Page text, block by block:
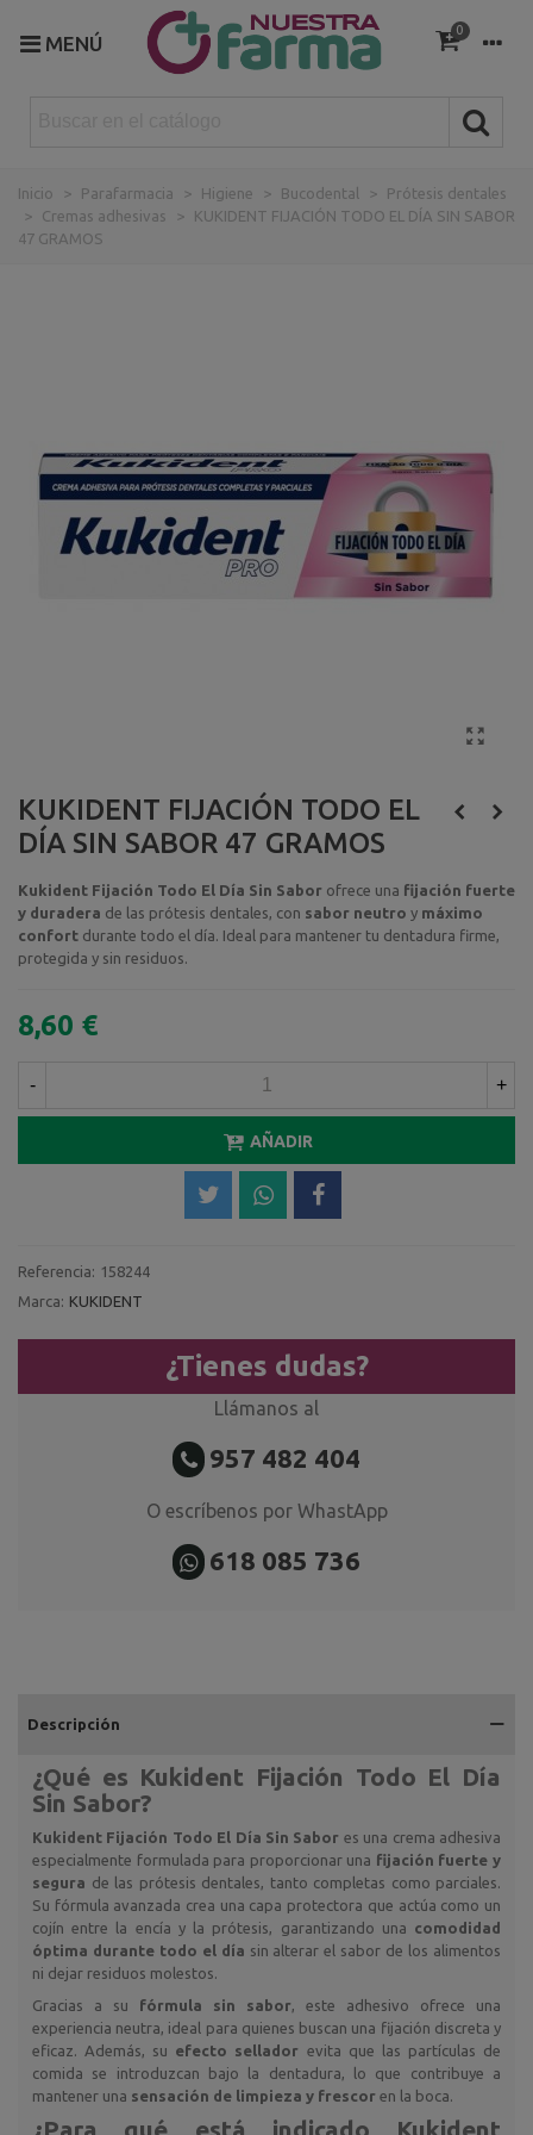
MENÚ
0
Inicio > Parafarmacia > Higiene > Bucodental >
Prótesis dentales
>
Cremas adhesivas >
KUKIDENT FIJACIÓN TODO EL DÍA SIN SABOR
47 GRAMOS
KUKIDENT FIJACIÓN TODO EL
DÍA SIN SABOR 47 GRAMOS
Kukident Fijación Todo El Día Sin Sabor ofrece una fijación fuerte
y duradera de las prótesis dentales, con sabor neutro y máximo
confort durante todo el día. Ideal para mantener tu dentadura firme,
protegida y sin residuos.
8,60 €
- +
AÑADIR
Referencia: 158244
Marca: KUKIDENT
¿Tienes dudas?
Llámanos al
957 482 404
O escríbenos por WhastApp
618 085 736
Descripción
¿Qué es Kukident Fijación Todo El Día
Sin Sabor?
Kukident Fijación Todo El Día Sin Sabor es una crema adhesiva
especialmente formulada para proporcionar una fijación fuerte y
segura de las prótesis dentales, tanto completas como parciales.
Su fórmula avanzada crea una capa protectora que actúa como un
cojín entre la encía y la prótesis, garantizando una comodidad
óptima durante todo el día sin alterar el sabor de los alimentos
ni dejar residuos molestos.
Gracias a su fórmula sin sabor , este adhesivo ofrece una
experiencia neutra, ideal para quienes buscan una fijación discreta y
eficaz. Además, su efecto sellador evita que las partículas de
comida se introduzcan bajo la dentadura, lo que contribuye a
mantener una sensación de limpieza y frescor en la boca.
¿Para qué está indicado Kukident